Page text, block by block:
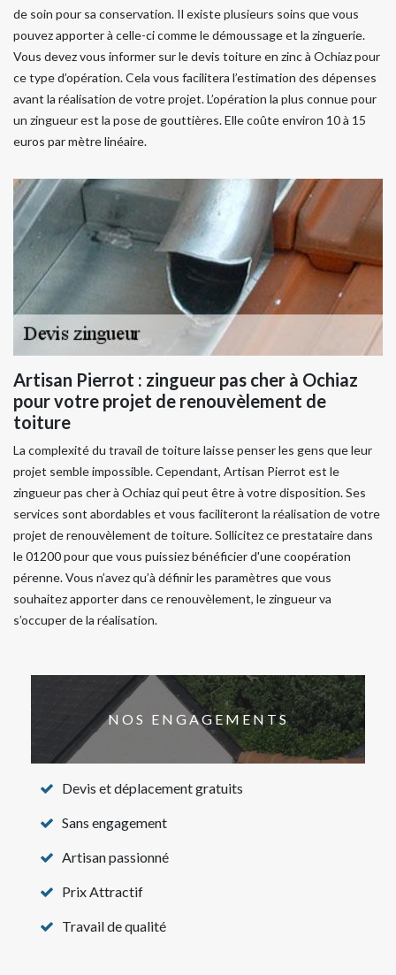
de soin pour sa conservation. Il existe plusieurs soins que vous
pouvez apporter à celle-ci comme le démoussage et la zinguerie.
Vous devez vous informer sur le devis toiture en zinc à Ochiaz pour
ce type d’opération. Cela vous facilitera l’estimation des dépenses
avant la réalisation de votre projet. L’opération la plus connue pour
un zingueur est la pose de gouttières. Elle coûte environ 10 à 15
euros par mètre linéaire.
Artisan Pierrot : zingueur pas cher à Ochiaz
pour votre projet de renouvèlement de
toiture
La complexité du travail de toiture laisse penser les gens que leur
projet semble impossible. Cependant, Artisan Pierrot est le
zingueur pas cher à Ochiaz qui peut être à votre disposition. Ses
services sont abordables et vous faciliteront la réalisation de votre
projet de renouvèlement de toiture. Sollicitez ce prestataire dans
le 01200 pour que vous puissiez bénéficier d'une coopération
pérenne. Vous n’avez qu’à définir les paramètres que vous
souhaitez apporter dans ce renouvèlement, le zingueur va
s’occuper de la réalisation.
NOS ENGAGEMENTS
Devis et déplacement gratuits
Sans engagement
Artisan passionné
Prix Attractif
Travail de qualité